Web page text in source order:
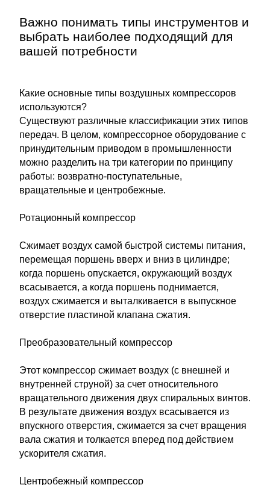
Важно понимать типы инструментов и
выбрать наиболее подходящий для
вашей потребности
Какие основные типы воздушных компрессоров
используются?
Существуют различные классификации этих типов
передач. В целом, компрессорное оборудование с
принудительным приводом в промышленности
можно разделить на три категории по принципу
работы: возвратно-поступательные,
вращательные и центробежные.
Ротационный компрессор
Сжимает воздух самой быстрой системы питания,
перемещая поршень вверх и вниз в цилиндре;
когда поршень опускается, окружающий воздух
всасывается, а когда поршень поднимается,
воздух сжимается и выталкивается в выпускное
отверстие пластиной клапана сжатия.
Преобразовательный компрессор
Этот компрессор сжимает воздух (с внешней и
внутренней струной) за счет относительного
вращательного движения двух спиральных винтов.
В результате движения воздух всасывается из
впускного отверстия, сжимается за счет вращения
вала сжатия и толкается вперед под действием
ускорителя сжатия.
Центробежный компрессор